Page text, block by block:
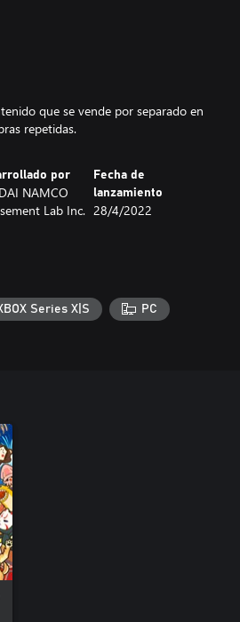
que se vende por separado en
repetidas.
por
NAMCO
Lab Inc.
Fecha de
lanzamiento
28/4/2022
Series X|S PC